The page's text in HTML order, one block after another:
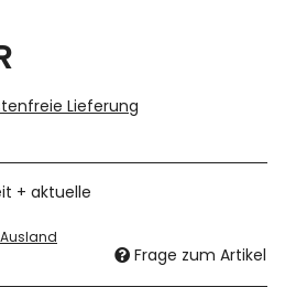
Lieferung
+ aktuelle
Frage zum Artikel